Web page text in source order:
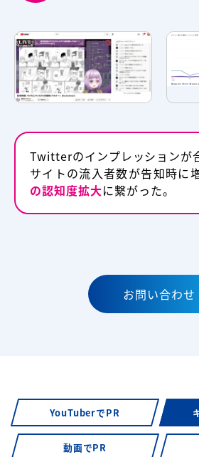
Twitterのインプレッションが
サイトの流入者数が告知時に
の認知度拡大に繋がった。
お問い合わせ
YouTuberでPR
動画でPR